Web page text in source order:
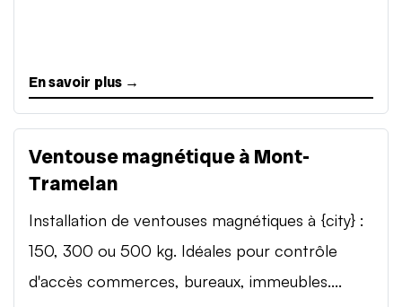
En savoir plus →
Ventouse magnétique à Mont-
Tramelan
Installation de ventouses magnétiques à {city} :
150, 300 ou 500 kg. Idéales pour contrôle
d'accès commerces, bureaux, immeubles....